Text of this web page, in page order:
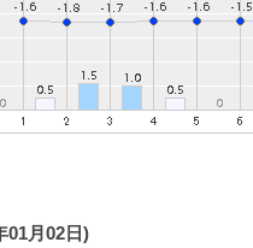
01月02日)